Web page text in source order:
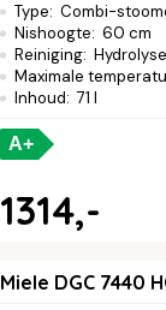
Type: Combi-
Nishoogte: 60 cm
Reiniging: Hydrolyse
Maximale
Inhoud: 71 l
A+
1314,-
Miele DGC 7440